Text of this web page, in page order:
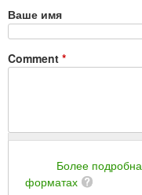
Ваше имя
Comment *
Более
форматах